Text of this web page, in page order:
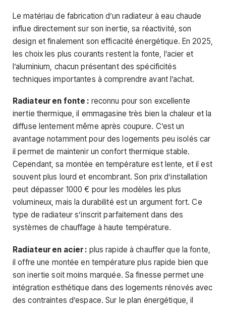
Le matériau de fabrication d’un radiateur à eau chaude
influe directement sur son inertie, sa réactivité, son
design et finalement son efficacité énergétique. En 2025,
les choix les plus courants restent la fonte, l’acier et
l’aluminium, chacun présentant des spécificités
techniques importantes à comprendre avant l’achat.
Radiateur en fonte : reconnu pour son excellente
inertie thermique, il emmagasine très bien la chaleur et la
diffuse lentement même après coupure. C’est un
avantage notamment pour des logements peu isolés car
il permet de maintenir un confort thermique stable.
Cependant, sa montée en température est lente, et il est
souvent plus lourd et encombrant. Son prix d’installation
peut dépasser 1000 € pour les modèles les plus
volumineux, mais la durabilité est un argument fort. Ce
type de radiateur s’inscrit parfaitement dans des
systèmes de chauffage à haute température.
Radiateur en acier : plus rapide à chauffer que la fonte,
il offre une montée en température plus rapide bien que
son inertie soit moins marquée. Sa finesse permet une
intégration esthétique dans des logements rénovés avec
des contraintes d’espace. Sur le plan énergétique, il